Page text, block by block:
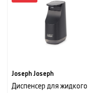
Joseph Joseph
Диспенсер для жидкого